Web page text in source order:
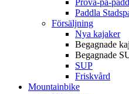
Prova-på-
Paddla
Försäljning
Nya kajaker
Begagnade
Begagnade
SUP
Friskvård
Mountainbike